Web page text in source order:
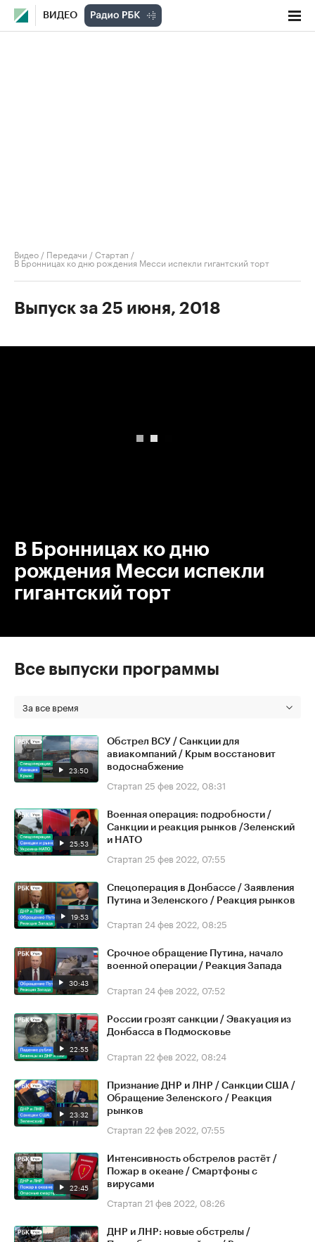
ВИДЕО
Видео / Передачи /Стартап /
В Бронницах ко дню рождения Месси испекли гигантский торт
Выпуск за 25 июня, 2018
В Бронницах ко дню
рождения Месси испекли
гигантский торт
Все выпуски программы
За все время
23:50
Обстрел ВСУ / Санкции для
авиакомпаний / Крым восстановит
водоснабжение
Стартап 25 фев 2022, 08:31
25:53
Военная операция: подробности /
Санкции и реакция рынков /Зеленский
и НАТО
Стартап 25 фев 2022, 07:55
19:53
Спецоперация в Донбассе / Заявления
Путина и Зеленского / Реакция рынков
Стартап 24 фев 2022, 08:25
30:43
Срочное обращение Путина, начало
военной операции / Реакция Запада
Стартап 24 фев 2022, 07:52
22:55
России грозят санкции / Эвакуация из
Донбасса в Подмосковье
Стартап 22 фев 2022, 08:24
23:32
Признание ДНР и ЛНР / Санкции США /
Обращение Зеленского / Реакция
рынков
Стартап 22 фев 2022, 07:55
22:45
Интенсивность обстрелов растёт /
Пожар в океане / Смартфоны с
вирусами
Стартап 21 фев 2022, 08:26
ДНР и ЛНР: новые обстрелы /